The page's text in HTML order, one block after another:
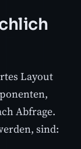
Layout
Abfrage.
sind: